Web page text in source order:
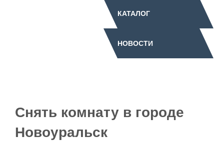
КАТАЛОГ
НОВОСТИ
Снять комнату в городе
Новоуральск